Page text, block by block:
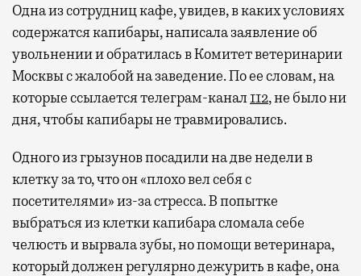
Современный путешественник часто берет
с собой не только чемодан, но и ноутбук.
А ожидание рейса все чаще превращается
не в потерянное время, а в возможность
спокойно закончить дела или спланировать
активности в путешествии, например
забронировать нужные билеты и рестораны.
Одна из сотрудниц кафе, увидев, в каких условиях
содержатся капибары, написала заявление об
увольнении и обратилась в Комитет ветеринарии
Москвы с жалобой на заведение. По ее словам, на
которые ссылается телеграм-канал112, не было ни
дня, чтобы капибары не травмировались.
Одного из грызунов посадили на две недели в
клетку за то, что он «плохо вел себя с
посетителями» из-за стресса. В попытке
выбраться из клетки капибара сломала себе
челюсть и вырвала зубы, но помощи ветеринара,
который должен регулярно дежурить в кафе, она